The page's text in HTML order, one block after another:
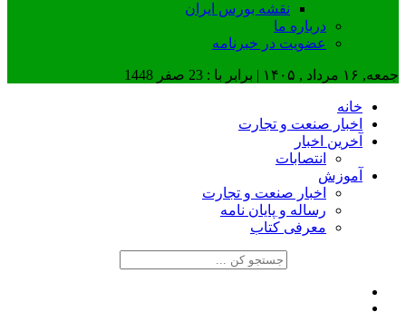
نقشه بورس ایران
درباره ما
عضويت در خبرنامه
جمعه, ۱۶ مرداد , ۱۴۰۵ | برابر با : 23 صفر 1448
خانه
اخبار صنعت و تجارت
آخرین اخبار
انتصابات
آموزش
اخبار صنعت و تجارت
رساله و پایان نامه
معرفی کتاب